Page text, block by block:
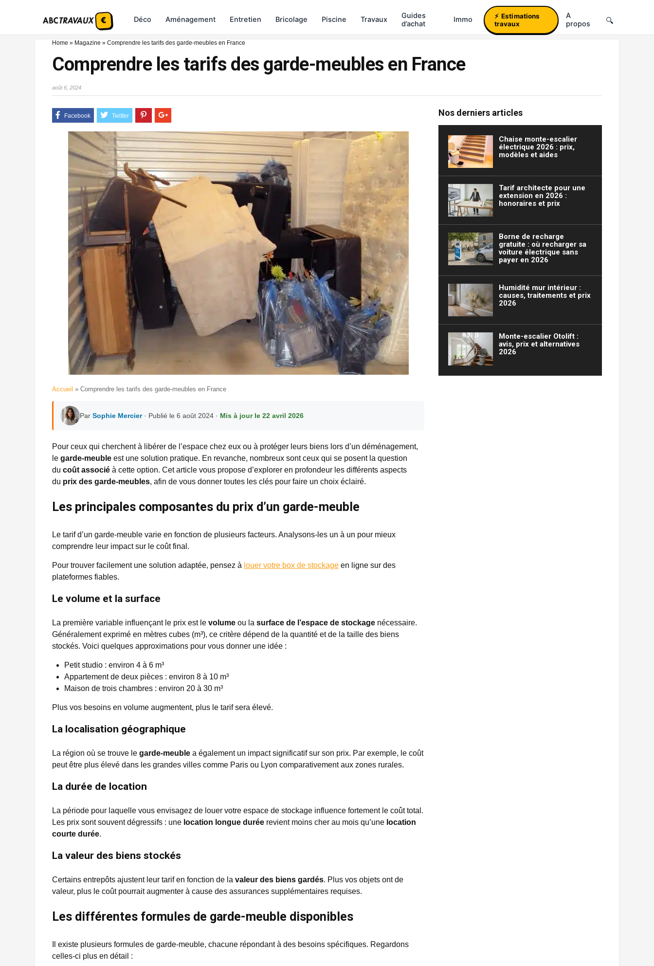
Déco Aménagement Entretien Bricolage Piscine Travaux
Guides
d’achat
Immo
Estimations
travaux
A
propos
Home » Magazine » Comprendre les tarifs des garde-meubles en France
Comprendre les tarifs des garde-meubles en France
août 6, 2024
Accueil » Comprendre les tarifs des garde-meubles en France
Par Sophie Mercier· Publié le 6 août 2024 · Mis à jour le 22 avril 2026
Pour ceux qui cherchent à libérer de l’espace chez eux ou à protéger leurs biens lors d’un déménagement,
le garde-meuble est une solution pratique. En revanche, nombreux sont ceux qui se posent la question
du coût associé à cette option. Cet article vous propose d’explorer en profondeur les différents aspects
du prix des garde-meubles, afin de vous donner toutes les clés pour faire un choix éclairé.
Les principales composantes du prix d’un garde-meuble
Le tarif d’un garde-meuble varie en fonction de plusieurs facteurs. Analysons-les un à un pour mieux
comprendre leur impact sur le coût final.
Pour trouver facilement une solution adaptée, pensez à louer votre box de stockage en ligne sur des
plateformes fiables.
Le volume et la surface
La première variable influençant le prix est le volume ou la surface de l’espace de stockage nécessaire.
Généralement exprimé en mètres cubes (m³), ce critère dépend de la quantité et de la taille des biens
stockés. Voici quelques approximations pour vous donner une idée :
Petit studio : environ 4 à 6 m³
Appartement de deux pièces : environ 8 à 10 m³
Maison de trois chambres : environ 20 à 30 m³
Plus vos besoins en volume augmentent, plus le tarif sera élevé.
La localisation géographique
La région où se trouve le garde-meuble a également un impact significatif sur son prix. Par exemple, le coût
peut être plus élevé dans les grandes villes comme Paris ou Lyon comparativement aux zones rurales.
La durée de location
La période pour laquelle vous envisagez de louer votre espace de stockage influence fortement le coût total.
Les prix sont souvent dégressifs : une location longue durée revient moins cher au mois qu’une location
courte durée.
La valeur des biens stockés
Certains entrepôts ajustent leur tarif en fonction de la valeur des biens gardés. Plus vos objets ont de
valeur, plus le coût pourrait augmenter à cause des assurances supplémentaires requises.
Les différentes formules de garde-meuble disponibles
Il existe plusieurs formules de garde-meuble, chacune répondant à des besoins spécifiques. Regardons
celles-ci plus en détail :
Nos derniers articles
Chaise monte-escalier
électrique 2026 : prix,
modèles et aides
Tarif architecte pour une
extension en 2026 :
honoraires et prix
Borne de recharge
gratuite : où recharger sa
voiture électrique sans
payer en 2026
Humidité mur intérieur :
causes, traitements et prix
2026
Monte-escalier Otolift :
avis, prix et alternatives
2026